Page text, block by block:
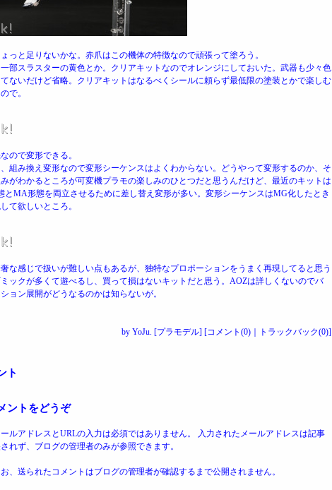
っと足りないかな。赤爪はこの機体の特徴なので頑張って塗ろう。
部スラスターの黄色とか。クリアキットなのでオレンジにしておいた。武器も少々色
ないだけど省略。 クリアキットはなるべくシールに頼らず最低限の塗装とかで楽しむ
で。
ので変形できる。
組み換え変形なので変形シーケンスはよくわからない。どうやって変形するのか、そ
がわかるところが可変機プラモの楽しみのひとつだと思うんだけど、最近のキットは
とMA形態を両立させるために差し替え変形が多い。変形シーケンスはMG化したとき
て欲しいところ。
な感じで扱いが難しい点もあるが、独特なプロポーションをうまく再現してると思う
ックが多くて遊べるし、買って損はないキットだと思う。 AOZは詳しくないのでバ
ョン展開がどうなるのかは知らないが。
by YoJu. [プラモデル] [コメント(0) トラックバック(0)]
ト
ントをどうぞ
ルアドレスとURLの入力は必須ではありません。 入力されたメールアドレスは記事
れず、ブログの管理者のみが参照できます。
、送られたコメントはブログの管理者が確認するまで公開されません。